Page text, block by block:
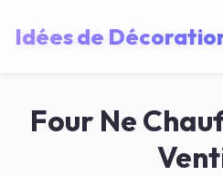
Idées de
Four Ne